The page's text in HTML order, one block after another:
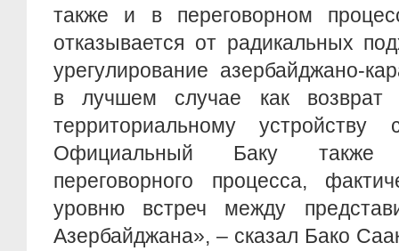
также и в переговорном
отказывается от радикальных
урегулирование азербайджано-
в лучшем случае как возврат
территориальному устройству
Официальный Баку также
переговорного процесса,
уровню встреч между
Азербайджана», – сказал Бако